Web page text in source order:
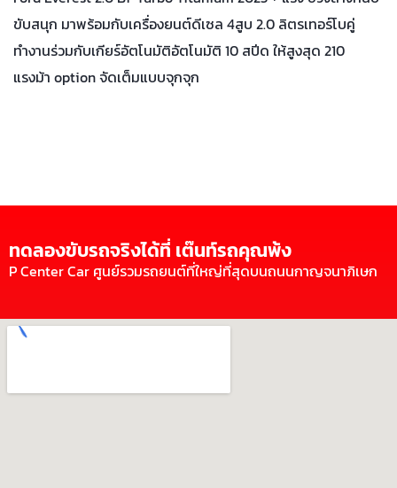
ขับสนุก มาพร้อมกับเครื่องยนต์ดีเซล 4สูบ 2.0 ลิตรเทอร์โบคู่
ทำงานร่วมกับเกียร์อัตโนมัติอัตโนมัติ 10 สปีด ให้สูงสุด 210
แรงม้า option จัดเต็มแบบจุกจุก
ทดลองขับรถจริงได้ที่ เต๊นท์รถคุณพ้ง
P Center Car ศูนย์รวมรถยนต์ที่ใหญ่ที่สุดบนถนนกาญจนาภิเษก